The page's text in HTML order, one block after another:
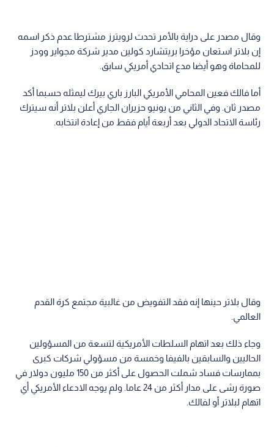
وقال مصدر على دراية بالأمر تحدث لرويترز مشترطا عدم ذكر اسمه
إن بلاتر استعان مؤخرا بريتشارد كولين مدير شركة مجواير وودز
للمحاماة وهو أيضا مدع اتحادي أمريكي سابق.
أما فالك فعين المحامي الأمريكي البارز باري بيرك ليمثله حسبما أكد
مصدر ثان. وفي الثاني من يونيو حزيران الجاري أعلن بلاتر أنه سيترك
رئاسة الاتحاد الدولي بعد أربعة أيام فقط من إعادة انتخابه.
وقال بلاتر حينها إنه فقد التفويض من غالبية مجتمع كرة القدم
العالمي.
وجاء ذلك بعد اتهام السلطات الأمريكية لتسعة من المسؤولين
الحاليين والسابقين بالفيفا وخمسة من مسؤولي شركات كبرى
بممارسات فساد شملت الحصول على أكثر من 150 مليون دولار في
صورة رشى على مدار أكثر من 24 عاما. ولم يوجه الادعاء الأمريكي أي
اتهام لبلاتر أو لفالك.